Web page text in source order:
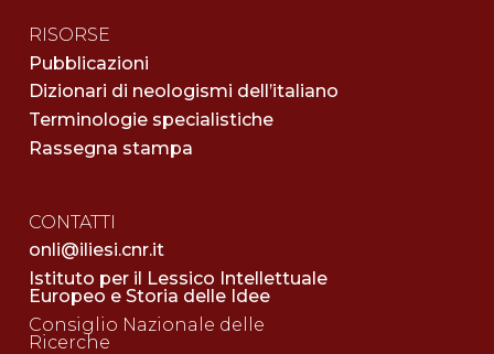
RISORSE
Pubblicazioni
Dizionari di neologismi dell’italiano
Terminologie specialistiche
Rassegna stampa
CONTATTI
onli@iliesi.cnr.it
Istituto per il Lessico Intellettuale
Europeo e Storia delle Idee
Consiglio Nazionale delle
Ricerche